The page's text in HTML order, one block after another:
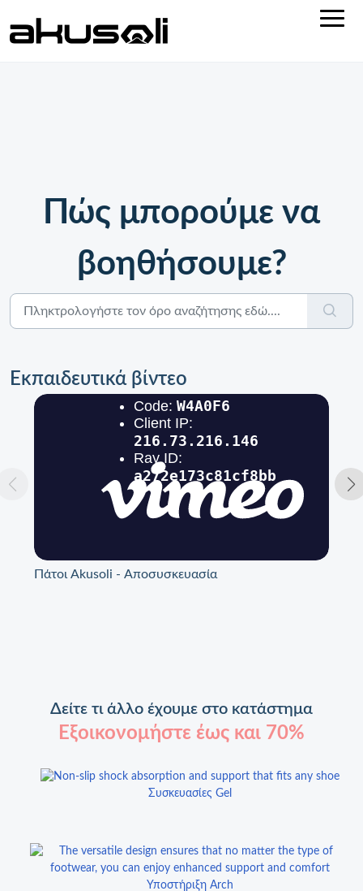
Πώς μπορούμε να
βοηθήσουμε?
Εκπαιδευτικά βίντεο
Πάτοι Akusoli - Αποσυσκευασία
Δείτε τι άλλο έχουμε στο κατάστημα
Εξοικονομήστε έως και 70%
Συσκευασίες Gel
Υποστήριξη Arch